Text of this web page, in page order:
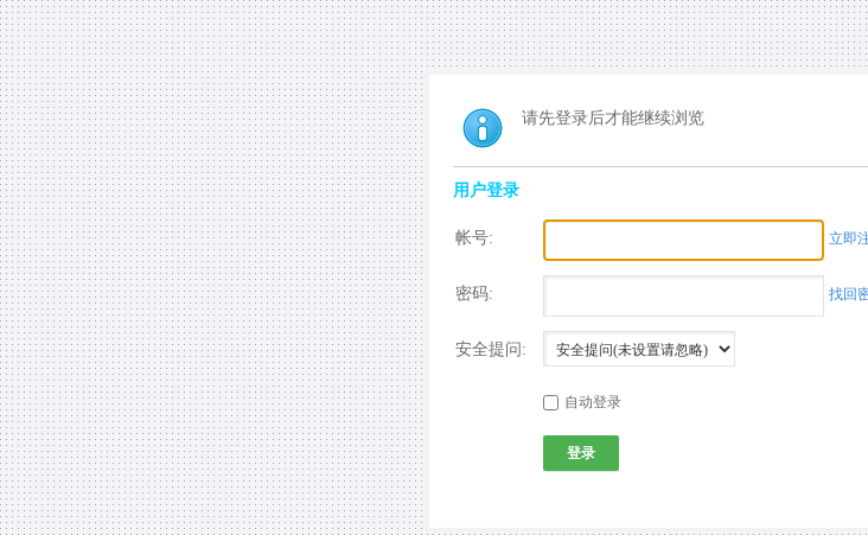
请先登录后才能继续浏览
用户登录
帐号: 立即
密码: 找回
安全提问:
自动登录
登录